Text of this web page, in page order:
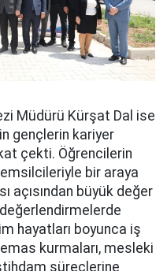
Müdürü Kürşat Dal ise
gençlerin kariyer
çekti. Öğrencilerin
bir araya
açısından büyük değer
değerlendirmelerde
hayatları boyunca iş
kurmaları, mesleki
süreçlerine